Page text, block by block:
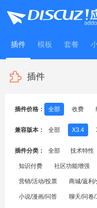
插件 模板 套餐
WitFrame
插件
插件价格： 全部 收费
兼容版本： 全部 X3.4
插件分类： 全部 技术特性
知识付费 社区功能增强
营销/活动/投票 商城/返利/
小说/漫画/问答 聊天/问卷/